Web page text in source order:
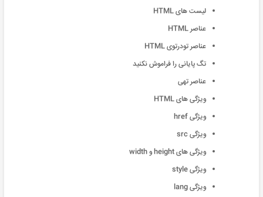
لیست های HTML
عناصر HTML
عناصر تودرتوی HTML
تگ پایانی را فراموش نکنید
عناصر تهی
ویژگی های HTML
ویژگی href
ویژگی src
ویژگی های height و width
ویژگی style
ویژگی lang